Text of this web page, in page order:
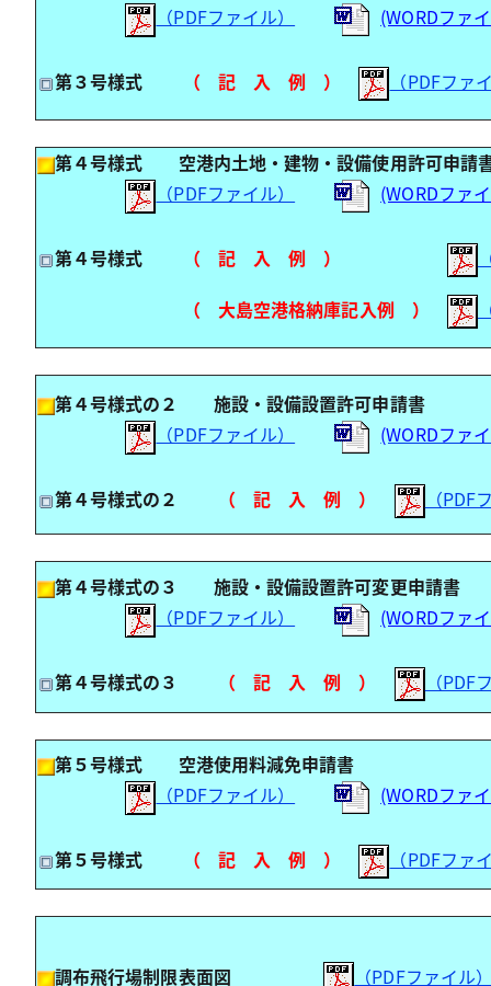
（PDFファイル）
(WORDファ
第３号様式 （ 記 入 例 ） （PDFファ
第４号様式 空港内土地・建物・設備使用許可申請
（PDFファイル）
(WORDファ
第４号様式 （ 記 入 例 ）
（ 大島空港格納庫記入例 ）
第４号様式の２ 施設・設備設置許可申請書
（PDFファイル）
(WORDファ
第４号様式の２ （ 記 入 例 ） （PDF
第４号様式の３ 施設・設備設置許可変更申請書
（PDFファイル）
(WORDファ
第４号様式の３ （ 記 入 例 ） （PDF
第５号様式 空港使用料減免申請書
（PDFファイル）
(WORDファ
第５号様式 （ 記 入 例 ） （PDFファ
調布飛行場制限表面図 （PDFファイル